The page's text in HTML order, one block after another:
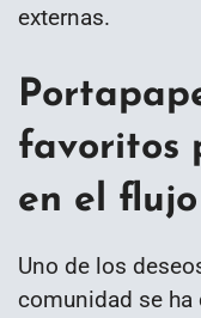
externas.
favoritos
en el flujo
Uno de los
comunidad se ha